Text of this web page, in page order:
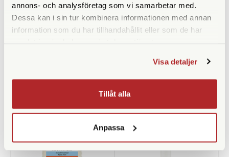
annons- och analysföretag som vi samarbetar med.
Dessa kan i sin tur kombinera informationen med annan
information som du har tillhandahållit eller som de har
Visa detaljer
Tillåt alla
Anpassa
Manfrotto
Manfrotto R1036,18 (1/10)